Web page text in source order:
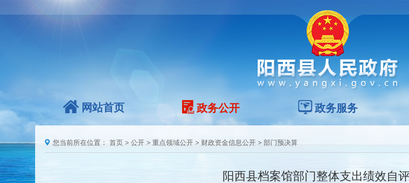
网站首页 政务公开 政务服务
您当前所在位置： 首页 > 公开 > 重点领域公开 > 财政资金信息公开 > 部门预决算
阳西县档案馆部门整体支出绩效自